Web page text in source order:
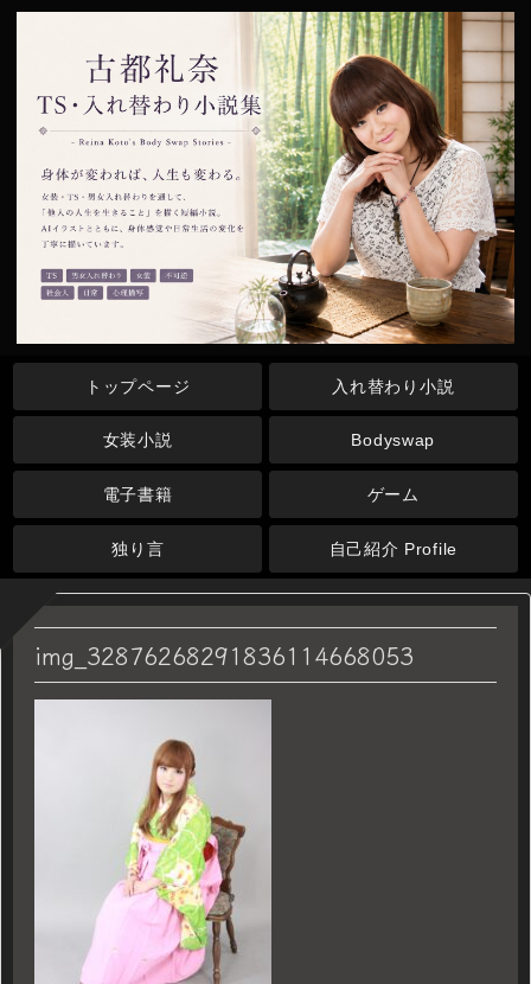
トップページ 入れ替わり小説
女装小説 Bodyswap
電子書籍 ゲーム
独り言 自己紹介 Profile
img_32876268291836114668053